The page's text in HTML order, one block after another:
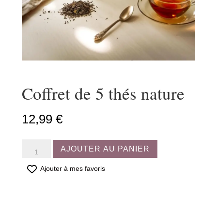
Coffret de 5 thés nature
12,99 €
Coffret
AJOUTER AU PANIER
Ajouter à mes favoris